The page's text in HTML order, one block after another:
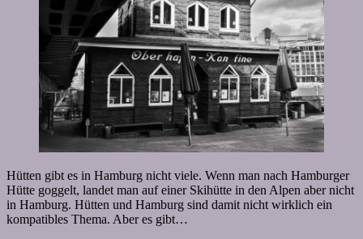
Hütten gibt es in Hamburg nicht viele. Wenn man nach Hamburger
Hütte goggelt, landet man auf einer Skihütte in den Alpen aber nicht
in Hamburg. Hütten und Hamburg sind damit nicht wirklich ein
kompatibles Thema. Aber es gibt…